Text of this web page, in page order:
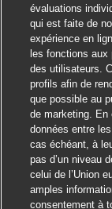
évaluations
qui est faite de
expérience en
les fonctions
des utilisateurs.
profils afin de
que possible au
de marketing. En
données entre
cas échéant, à
pas d’un niveau
celui de l’Union
amples
consentement à
Je suis
Trouver des